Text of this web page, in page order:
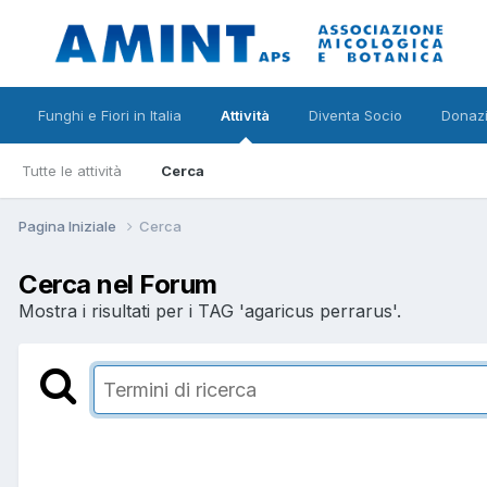
Funghi e Fiori in Italia Attività
Tutte le attività Cerca
Diventa Socio
Pagina Iniziale Cerca
Cerca nel Forum
Mostra i risultati per i TAG 'agaricus perrarus'.